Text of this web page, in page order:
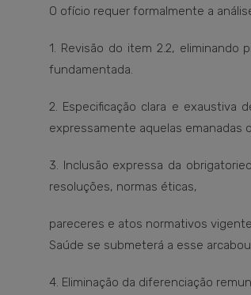
O ofício requer formalmente a
1. Revisão do item 2.2,
fundamentada.
2. Especificação clara e exaustiva
expressamente aquelas emanadas
3. Inclusão expressa da
resoluções, normas éticas,
pareceres e atos normativos
Saúde se submeterá a esse
4. Eliminação da diferenciação